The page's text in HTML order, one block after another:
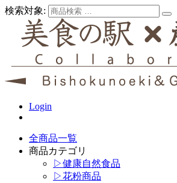
検索対象:
Login
全商品一覧
商品カテゴリ
▷健康自然食品
▷花粉商品